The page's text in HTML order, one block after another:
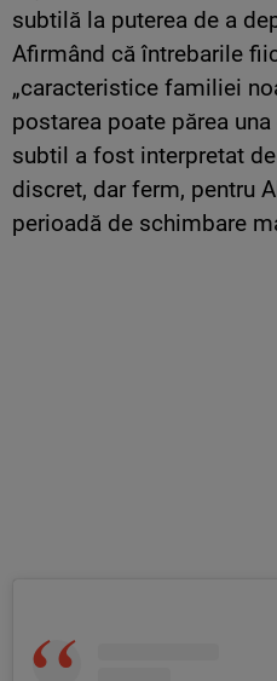
subtilă la puterea de a
Afirmând că întrebarile
„caracteristice familiei
postarea poate părea
subtil a fost interpretat
discret, dar ferm, pentru
perioadă de schimbare